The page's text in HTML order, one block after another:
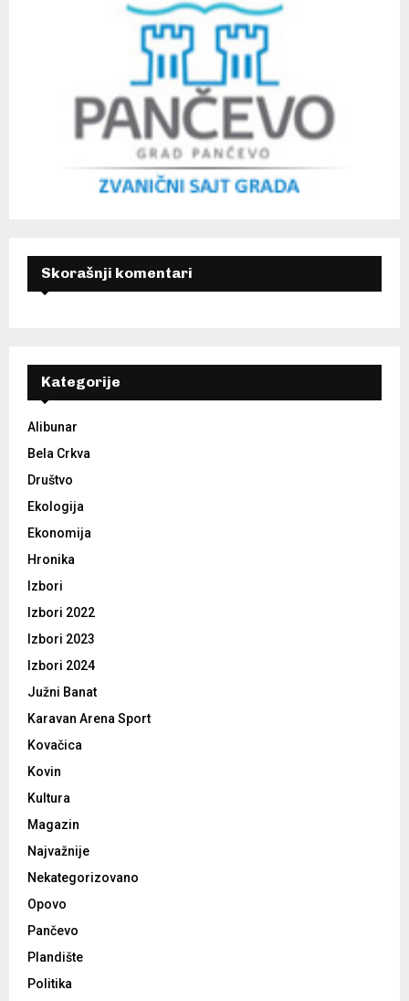
Skorašnji komentari
Kategorije
Alibunar
Bela Crkva
Društvo
Ekologija
Ekonomija
Hronika
Izbori
Izbori 2022
Izbori 2023
Izbori 2024
Južni Banat
Karavan Arena Sport
Kovačica
Kovin
Kultura
Magazin
Najvažnije
Nekategorizovano
Opovo
Pančevo
Plandište
Politika